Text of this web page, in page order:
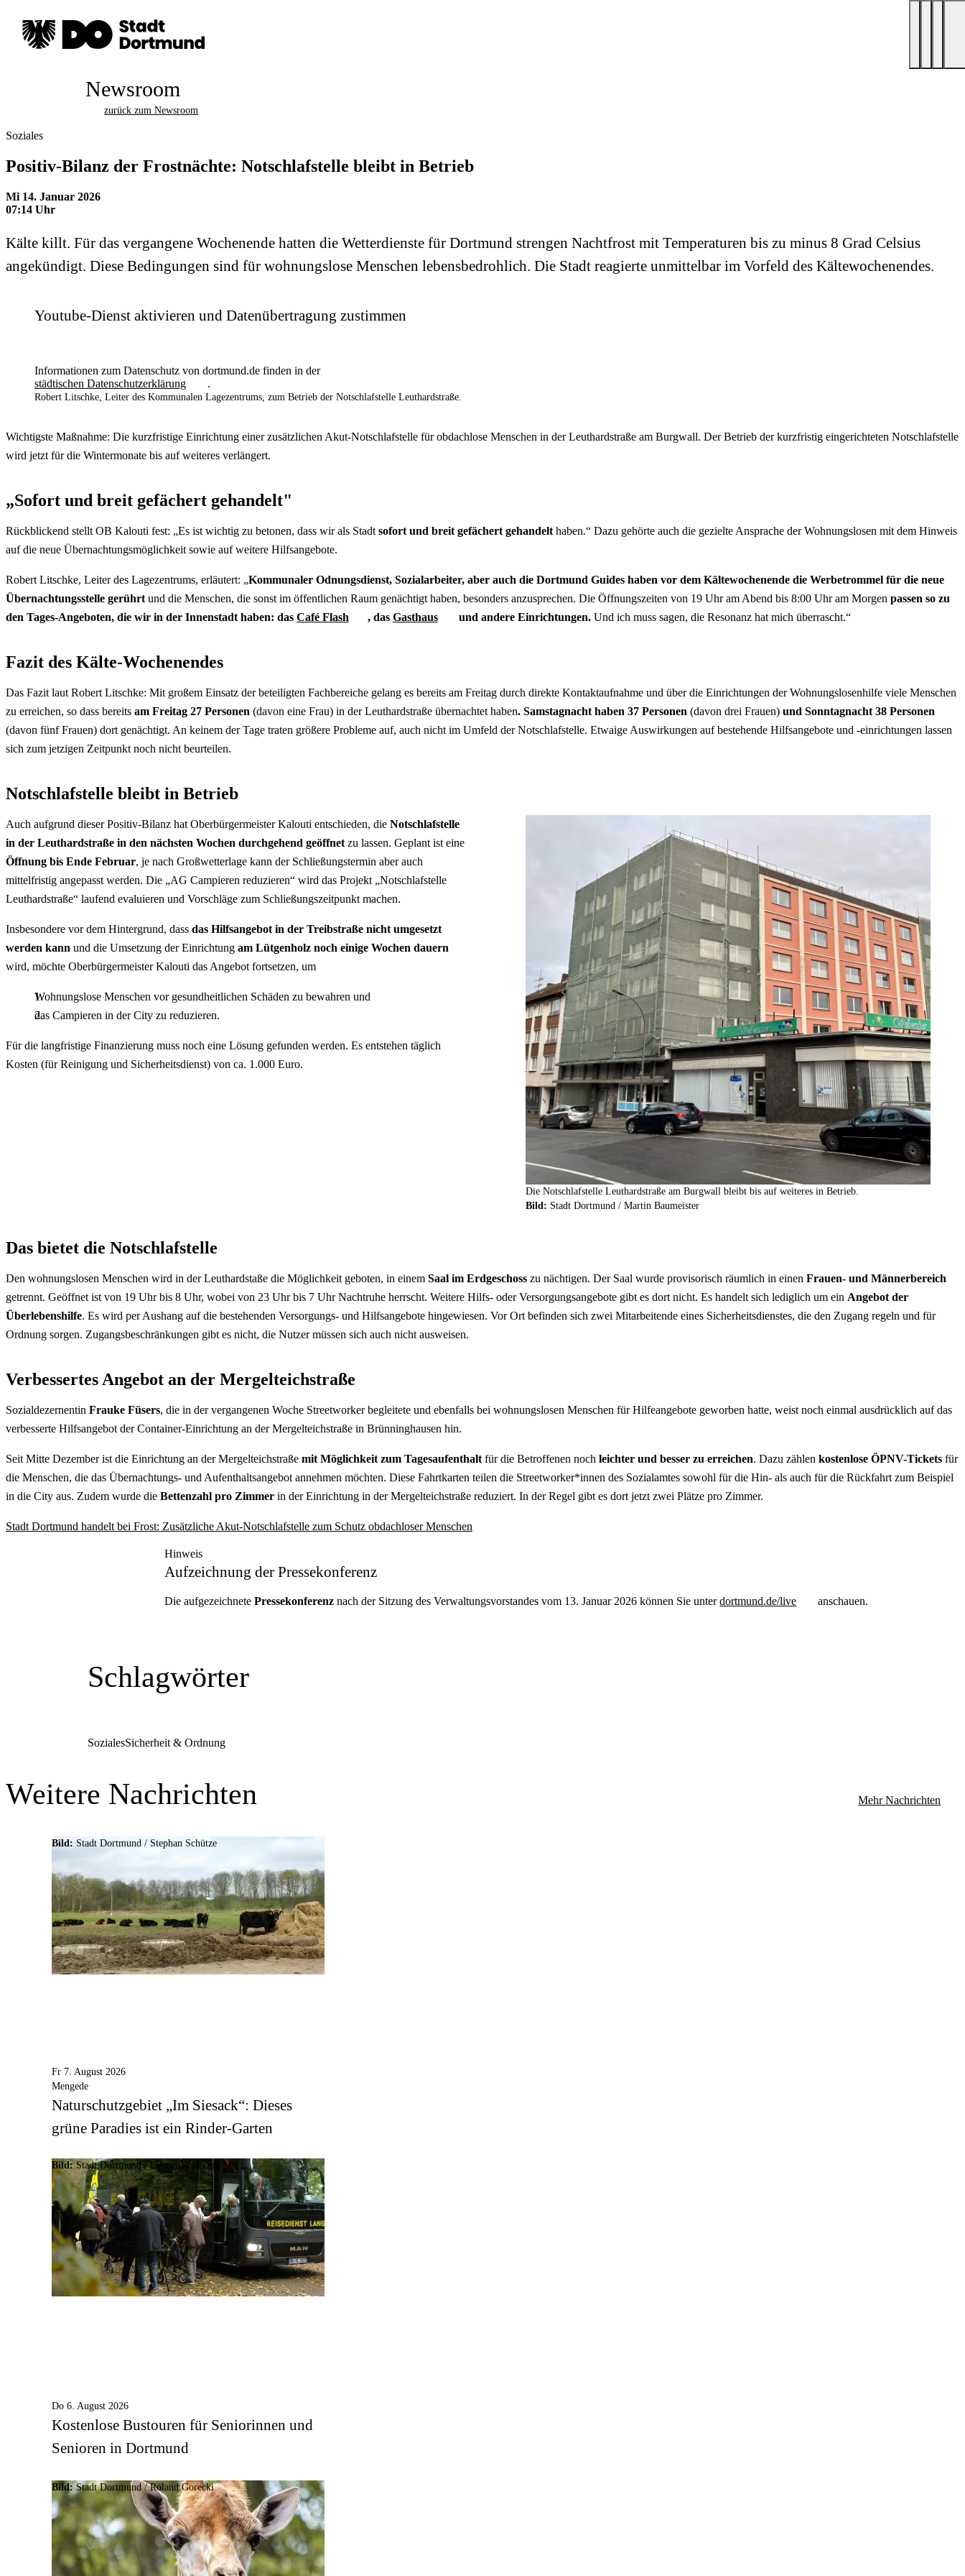
Newsroom
zurück zum Newsroom
Soziales
Positiv-Bilanz der Frostnächte: Notschlafstelle bleibt in Betrieb
Mi 14. Januar 2026
07:14 Uhr
Kälte killt. Für das vergangene Wochenende hatten die Wetterdienste für Dortmund strengen Nachtfrost mit Temperaturen bis zu minus 8 Grad Celsius
angekündigt. Diese Bedingungen sind für wohnungslose Menschen lebensbedrohlich. Die Stadt reagierte unmittelbar im Vorfeld des Kältewochenendes.
Youtube-Dienst aktivieren und Datenübertragung zustimmen
Informationen zum Datenschutz von dortmund.de finden in der
städtischen Datenschutzerklärung
.
Robert Litschke, Leiter des Kommunalen Lagezentrums, zum Betrieb der Notschlafstelle Leuthardstraße.
Wichtigste Maßnahme: Die kurzfristige Einrichtung einer zusätzlichen Akut-Notschlafstelle für obdachlose Menschen in der Leuthardstraße am Burgwall. Der Betrieb der kurzfristig eingerichteten Notschlafstelle
wird jetzt für die Wintermonate bis auf weiteres verlängert.
„Sofort und breit gefächert gehandelt"
Rückblickend stellt OB Kalouti fest: „Es ist wichtig zu betonen, dass wir als Stadt sofort und breit gefächert gehandelt haben.“ Dazu gehörte auch die gezielte Ansprache der Wohnungslosen mit dem Hinweis
auf die neue Übernachtungsmöglichkeit sowie auf weitere Hilfsangebote.
Robert Litschke, Leiter des Lagezentrums, erläutert: „Kommunaler Odnungsdienst, Sozialarbeiter, aber auch die Dortmund Guides haben vor dem Kältewochenende die Werbetrommel für die neue
Übernachtungsstelle gerührt und die Menschen, die sonst im öffentlichen Raum genächtigt haben, besonders anzusprechen. Die Öffnungszeiten von 19 Uhr am Abend bis 8:00 Uhr am Morgen passen so zu
den Tages-Angeboten, die wir in der Innenstadt haben: das Café Flash , das Gasthaus und andere Einrichtungen. Und ich muss sagen, die Resonanz hat mich überrascht.“
Fazit des Kälte-Wochenendes
Das Fazit laut Robert Litschke: Mit großem Einsatz der beteiligten Fachbereiche gelang es bereits am Freitag durch direkte Kontaktaufnahme und über die Einrichtungen der Wohnungslosenhilfe viele Menschen
zu erreichen, so dass bereits am Freitag 27 Personen (davon eine Frau) in der Leuthardstraße übernachtet haben. Samstagnacht haben 37 Personen (davon drei Frauen) und Sonntagnacht 38 Personen
(davon fünf Frauen) dort genächtigt. An keinem der Tage traten größere Probleme auf, auch nicht im Umfeld der Notschlafstelle. Etwaige Auswirkungen auf bestehende Hilfsangebote und -einrichtungen lassen
sich zum jetzigen Zeitpunkt noch nicht beurteilen.
Notschlafstelle bleibt in Betrieb
Die Notschlafstelle Leuthardstraße am Burgwall bleibt bis auf weiteres in Betrieb.
Bild: Stadt Dortmund / Martin Baumeister
Auch aufgrund dieser Positiv-Bilanz hat Oberbürgermeister Kalouti entschieden, die Notschlafstelle
in der Leuthardstraße in den nächsten Wochen durchgehend geöffnet zu lassen. Geplant ist eine
Öffnung bis Ende Februar, je nach Großwetterlage kann der Schließungstermin aber auch
mittelfristig angepasst werden. Die „AG Campieren reduzieren“ wird das Projekt „Notschlafstelle
Leuthardstraße“ laufend evaluieren und Vorschläge zum Schließungszeitpunkt machen.
Insbesondere vor dem Hintergrund, dass das Hilfsangebot in der Treibstraße nicht umgesetzt
werden kann und die Umsetzung der Einrichtung am Lütgenholz noch einige Wochen dauern
wird, möchte Oberbürgermeister Kalouti das Angebot fortsetzen, um
Wohnungslose Menschen vor gesundheitlichen Schäden zu bewahren und
das Campieren in der City zu reduzieren.
Für die langfristige Finanzierung muss noch eine Lösung gefunden werden. Es entstehen täglich
Kosten (für Reinigung und Sicherheitsdienst) von ca. 1.000 Euro.
Das bietet die Notschlafstelle
Den wohnungslosen Menschen wird in der Leuthardstaße die Möglichkeit geboten, in einem Saal im Erdgeschoss zu nächtigen. Der Saal wurde provisorisch räumlich in einen Frauen- und Männerbereich
getrennt. Geöffnet ist von 19 Uhr bis 8 Uhr, wobei von 23 Uhr bis 7 Uhr Nachtruhe herrscht. Weitere Hilfs- oder Versorgungsangebote gibt es dort nicht. Es handelt sich lediglich um ein Angebot der
Überlebenshilfe. Es wird per Aushang auf die bestehenden Versorgungs- und Hilfsangebote hingewiesen. Vor Ort befinden sich zwei Mitarbeitende eines Sicherheitsdienstes, die den Zugang regeln und für
Ordnung sorgen. Zugangsbeschränkungen gibt es nicht, die Nutzer müssen sich auch nicht ausweisen.
Verbessertes Angebot an der Mergelteichstraße
Sozialdezernentin Frauke Füsers, die in der vergangenen Woche Streetworker begleitete und ebenfalls bei wohnungslosen Menschen für Hilfeangebote geworben hatte, weist noch einmal ausdrücklich auf das
verbesserte Hilfsangebot der Container-Einrichtung an der Mergelteichstraße in Brünninghausen hin.
Seit Mitte Dezember ist die Einrichtung an der Mergelteichstraße mit Möglichkeit zum Tagesaufenthalt für die Betroffenen noch leichter und besser zu erreichen. Dazu zählen kostenlose ÖPNV-Tickets für
die Menschen, die das Übernachtungs- und Aufenthaltsangebot annehmen möchten. Diese Fahrtkarten teilen die Streetworker*innen des Sozialamtes sowohl für die Hin- als auch für die Rückfahrt zum Beispiel
in die City aus. Zudem wurde die Bettenzahl pro Zimmer in der Einrichtung in der Mergelteichstraße reduziert. In der Regel gibt es dort jetzt zwei Plätze pro Zimmer.
Stadt Dortmund handelt bei Frost: Zusätzliche Akut-Notschlafstelle zum Schutz obdachloser Menschen
Hinweis
Aufzeichnung der Pressekonferenz
Die aufgezeichnetePressekonferenznach der Sitzung des Verwaltungsvorstandes vom 13. Januar 2026 können Sie unterdortmund.de/live anschauen.
Schlagwörter
SozialesSicherheit & Ordnung
Weitere Nachrichten Mehr Nachrichten
Bild: Stadt Dortmund / Stephan Schütze
Fr 7. August 2026
Mengede
Naturschutzgebiet „Im Siesack“: Dieses
grüne Paradies ist ein Rinder-Garten
Bild: Stadt Dortmund / Leonardo Hering
Do 6. August 2026
Kostenlose Bustouren für Seniorinnen und
Senioren in Dortmund
Bild:Stadt Dortmund / Roland Gorecki